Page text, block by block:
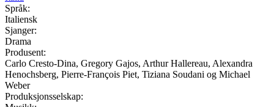
Språk:
Italiensk
Sjanger:
Drama
Produsent:
Carlo Cresto-Dina, Gregory Gajos, Arthur Hallereau, Alexandra
Henochsberg, Pierre-François Piet, Tiziana Soudani og Michael
Weber
Produksjonsselskap: